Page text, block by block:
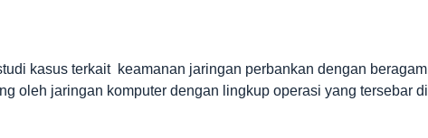
kasus terkait keamanan jaringan perbankan dengan beragam
oleh jaringan komputer dengan lingkup operasi yang tersebar di